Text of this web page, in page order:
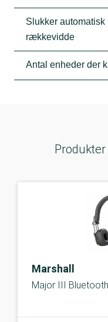
Slukker
rækkevidde
Antal enheder der
Marshall
Major III Bluetooth